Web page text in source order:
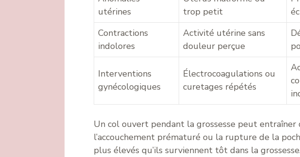
utérines
trop petit
Contractions
indolores
Activité utérine sans
douleur perçue
Interventions
gynécologiques
Électrocoagulations ou
curetages répétés
Un col ouvert pendant la grossesse peut entraîner
l’accouchement prématuré ou la rupture de la
plus élevés qu’ils surviennent tôt dans la